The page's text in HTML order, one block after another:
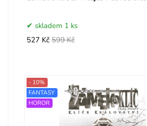
skladem 1 ks
527 Kč 599 Kč
- 10%
FANTASY
HOROR